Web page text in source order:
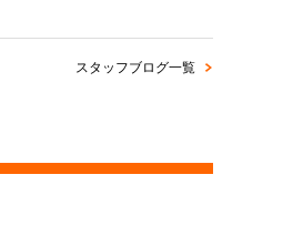
スタッフブログ一覧